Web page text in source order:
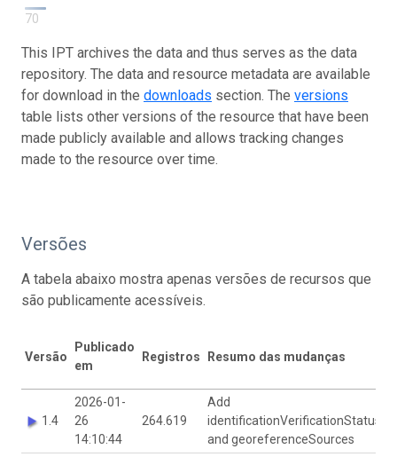
70
This IPT archives the data and thus serves as the data
repository. The data and resource metadata are available
for download in the downloads section. The versions
table lists other versions of the resource that have been
made publicly available and allows tracking changes
made to the resource over time.
Versões
A tabela abaixo mostra apenas versões de recursos que
são publicamente acessíveis.
Versão
Publicado
em
Registros Resumo das mudanças
1.4
2026-01-
26
14:10:44
264.619
Add
identificationVerificationStatus
and georeferenceSources